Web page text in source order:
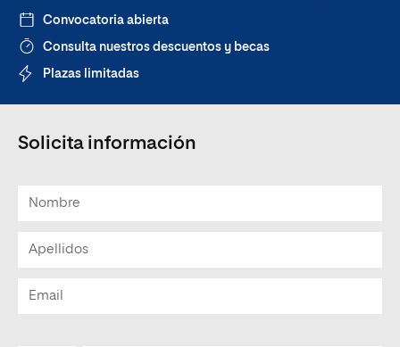
Convocatoria abierta
Consulta nuestros descuentos y becas
Plazas limitadas
Solicita información